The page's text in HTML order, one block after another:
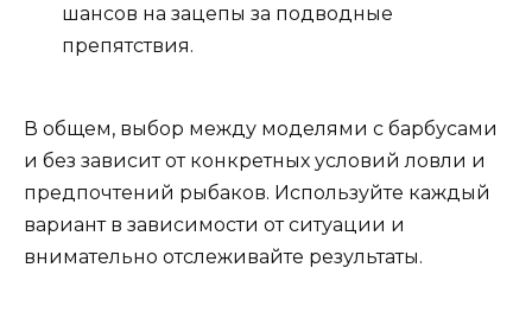
шансов на зацепы за подводные
препятствия.
В общем, выбор между моделями с барбусами
и без зависит от конкретных условий ловли и
предпочтений рыбаков. Используйте каждый
вариант в зависимости от ситуации и
внимательно отслеживайте результаты.